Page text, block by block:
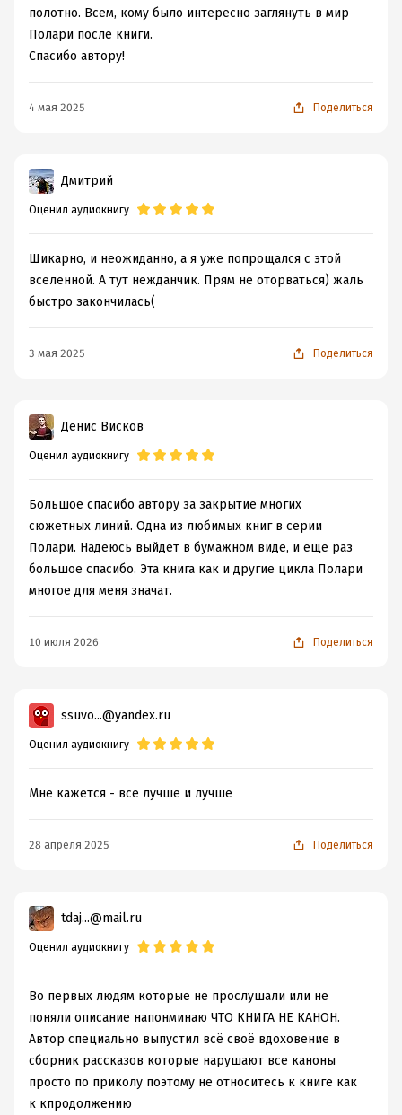
полотно. Всем, кому было интересно заглянуть в мир
Полари после книги.
Спасибо автору!
4 мая 2025 Поделиться
Дмитрий
Оценил аудиокнигу
Шикарно, и неожиданно, а я уже попрощался с этой
вселенной. А тут нежданчик. Прям не оторваться) жаль
быстро закончилась(
3 мая 2025 Поделиться
Денис Висков
Оценил аудиокнигу
Большое спасибо автору за закрытие многих
сюжетных линий. Одна из любимых книг в серии
Полари. Надеюсь выйдет в бумажном виде, и еще раз
большое спасибо. Эта книга как и другие цикла Полари
многое для меня значат.
10 июля 2026 Поделиться
ssuvo...@yandex.ru
Оценил аудиокнигу
Мне кажется - все лучше и лучше
28 апреля 2025 Поделиться
tdaj...@mail.ru
Оценил аудиокнигу
Во первых людям которые не прослушали или не
поняли описание напонминаю ЧТО КНИГА НЕ КАНОН.
Автор специально выпустил всё своё вдоховение в
сборник рассказов которые нарушают все каноны
просто по приколу поэтому не относитесь к книге как
к кпродолжению